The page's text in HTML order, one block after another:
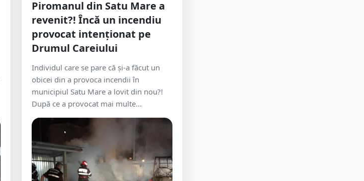
Piromanul din Satu Mare a
revenit?! Încă un incendiu
provocat intenționat pe
Drumul Careiului
Individul care se pare că și-a făcut un
obicei din a provoca incendii în
municipiul Satu Mare a lovit din nou?!
După ce a provocat mai multe...